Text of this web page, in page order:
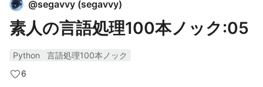
@segavvy (segavvy)
素人の言語処理100本ノック:05
Python
言語処理100本ノック
6